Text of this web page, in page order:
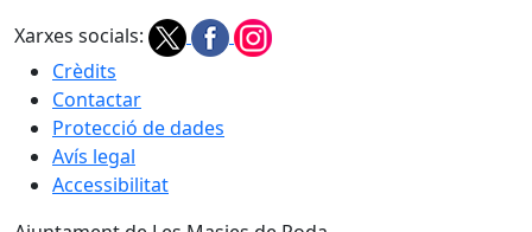
Xarxes socials:
Crèdits
Contactar
Protecció de dades
Avís legal
Accessibilitat